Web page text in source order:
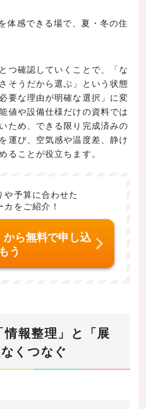
体感できる場で、夏・冬の住
つ確認していくことで、「な
そうだから選ぶ」という状態
要な理由が明確な選択」に変
値や設備仕様だけの資料では
ため、できる限り完成済みの
運び、空気感や温度差、静け
ることが役立ちます。
や予算に合わせた
をご紹介！
から無料で申し込
もう
報整理」と「展
くつなぐ